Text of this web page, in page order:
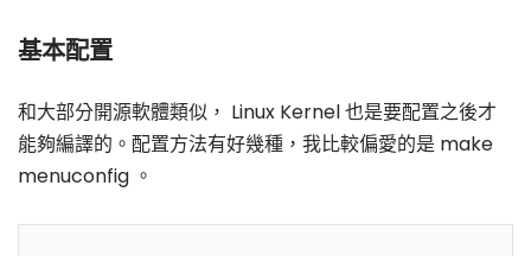
基本配置
和大部分開源軟體類似， Linux Kernel 也是要配置之後才
能夠編譯的。配置方法有好幾種，我比較偏愛的是 make
menuconfig 。